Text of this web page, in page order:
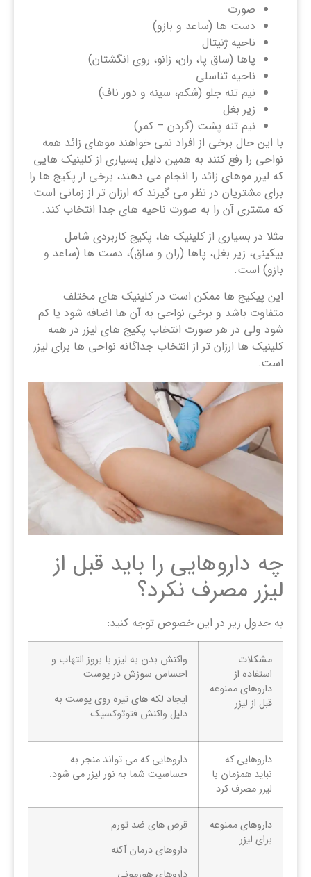
صورت
دست ها (ساعد و بازو)
ناحیه ژنیتال
پاها (ساق پا، ران، زانو، روی انگشتان)
ناحیه تناسلی
نیم تنه جلو (شکم، سینه و دور ناف)
زیر بغل
نیم تنه پشت (گردن – کمر)
با این حال برخی از افراد نمی خواهند موهای زائد همه
نواحی را رفع کنند به همین دلیل بسیاری از کلینیک هایی
که لیزر موهای زائد را انجام می دهند، برخی از پکیج ها را
برای مشتریان در نظر می گیرند که ارزان تر از زمانی است
که مشتری آن را به صورت ناحیه های جدا انتخاب کند.
مثلا در بسیاری از کلینیک ها، پکیج کاربردی شامل
بیکینی، زیر بغل، پاها (ران و ساق)، دست ها (ساعد و
بازو) است.
این پیکیج ها ممکن است در کلینیک های مختلف
متفاوت باشد و برخی نواحی به آن ها اضافه شود یا کم
شود ولی در هر صورت انتخاب پکیج های لیزر در همه
کلینیک ها ارزان تر از انتخاب جداگانه نواحی ها برای لیزر
است.
چه داروهایی را باید قبل از
لیزر مصرف نکرد؟
به جدول زیر در این خصوص توجه کنید:
مشکلات
استفاده از
داروهای ممنوعه
قبل از لیزر
واکنش بدن به لیزر با بروز التهاب و
احساس سوزش در پوست
ایجاد لکه های تیره روی پوست به
دلیل واکنش فتوتوکسیک
داروهایی که
نباید همزمان با
لیزر مصرف کرد
داروهایی که می تواند منجر به
حساسیت شما به نور لیزر می شود.
داروهای ممنوعه
برای لیزر
قرص های ضد تورم
داروهای درمان آکنه